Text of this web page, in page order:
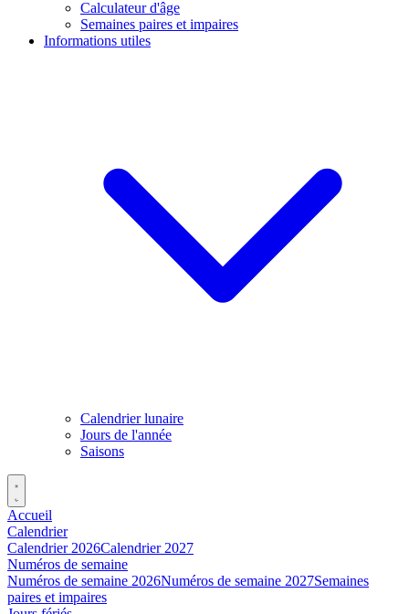
Calculateur d'âge
Semaines paires et impaires
Informations utiles
Calendrier lunaire
Jours de l'année
Saisons
Accueil
Calendrier
Calendrier 2026Calendrier 2027
Numéros de semaine
Numéros de semaine 2026Numéros de semaine 2027Semaines
paires et impaires